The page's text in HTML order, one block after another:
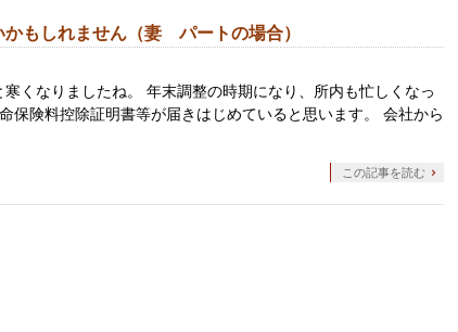
かもしれません（妻 パートの場合）
くなりましたね。 年末調整の時期になり、所内も忙しくなっ
険料控除証明書等が届きはじめていると思います。 会社から
この記事を読む